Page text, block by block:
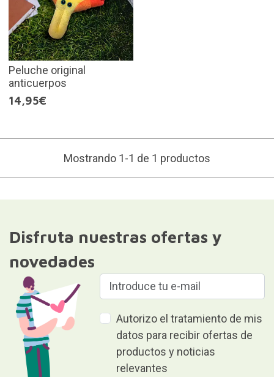
Peluche original
anticuerpos
14,95€
Mostrando 1-1 de 1 productos
Disfruta nuestras ofertas y
novedades
Autorizo el tratamiento de mis
datos para recibir ofertas de
productos y noticias
relevantes